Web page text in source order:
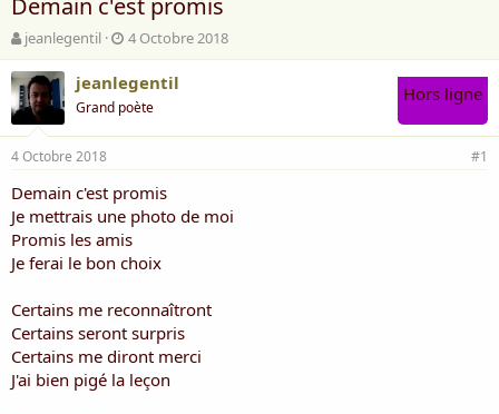
Demain c'est promis
A
u
t
e
u
r
d
e
l
a
d
i
u
s
s
i
jeanlegentil
D
a
t
e
d
e
é
b
u
t
4 Octobre 2018
jeanlegentil
Grand poète
Hors ligne
4 Octobre 2018 #1
Demain c'est promis
Je mettrais une photo de moi
Promis les amis
Je ferai le bon choix
Certains me reconnaîtront
Certains seront surpris
Certains me diront merci
J'ai bien pigé la leçon